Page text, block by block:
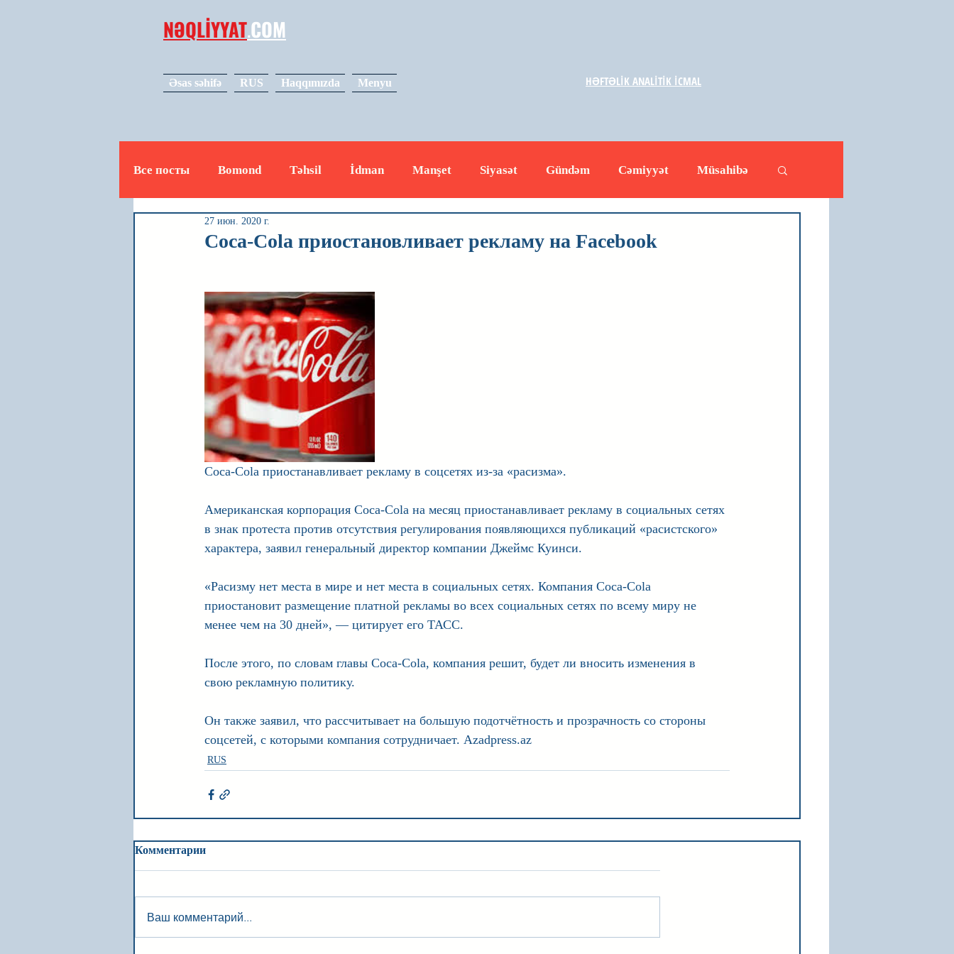
NƏQLİYYAT.COM
Əsas səhifə RUS Haqqımızda Menyu
Все посты Bomond Təhsil İdman Manşet Siyasət Gündəm Cəmiyyət Müsahibə
Video
Coca-Cola приостановливает рекламу на Facebook
27 июн. 2020 г.
Coca-Cola приостанавливает рекламу в соцсетях из-за «расизма».
Американская корпорация Coca-Cola на месяц приостанавливает рекламу в социальных сетях
в знак протеста против отсутствия регулирования появляющихся публикаций «расистского»
характера, заявил генеральный директор компании Джеймс Куинси.
«Расизму нет места в мире и нет места в социальных сетях. Компания Coca-Cola
приостановит размещение платной рекламы во всех социальных сетях по всему миру не
менее чем на 30 дней», — цитирует его ТАСС.
После этого, по словам главы Coca-Cola, компания решит, будет ли вносить изменения в
свою рекламную политику.
Он также заявил, что рассчитывает на большую подотчётность и прозрачность со стороны
соцсетей, с которыми компания сотрудничает. Azadpress.az
RUS
Комментарии
Ваш комментарий...
HƏFTƏLİK ANALİTİK İCMAL